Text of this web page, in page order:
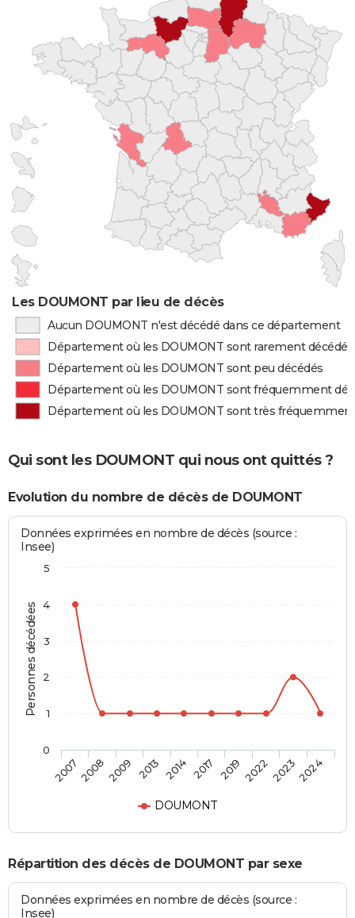
Les DOUMONT par lieu de décès
Aucun DOUMONT n'est décédé dans ce département
Département où les DOUMONT sont rarement décédés
Département où les DOUMONT sont peu décédés
Département où les DOUMONT sont fréquemment
Département où les DOUMONT sont très
Qui sont les DOUMONT qui nous ont quittés ?
Evolution du nombre de décès de DOUMONT
Personnes décédées
Données exprimées en nombre de décès (source :
Insee)
DOUMONT
200720082009 2013 2014 2017 2019 202220232024
0
1
2
3
4
5
Répartition des décès de DOUMONT par sexe
Données exprimées en nombre de décès (source :
Insee)